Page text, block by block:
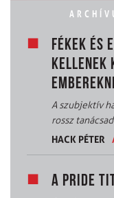
FÉKEK ÉS
KELLENEK
A szubjektív
rossz
HACK PÉTER
A PRIDE